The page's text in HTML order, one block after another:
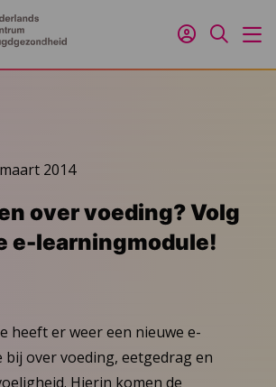
Inloggen
Zoeken
2014
over voeding? Volg
e-learningmodule!
heeft er weer een nieuwe e-
over voeding, eetgedrag en
Hierin komen de